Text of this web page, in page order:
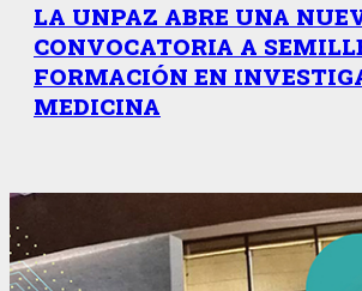
LA UNPAZ ABRE UNA
CONVOCATORIA A
FORMACIÓN EN
MEDICINA